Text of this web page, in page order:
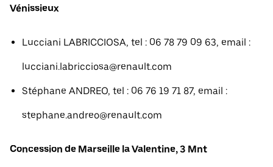
Vénissieux
Lucciani LABRICCIOSA, tel : 06 78 79 09 63, email :
lucciani.labricciosa@renault.com
Stéphane ANDREO, tel : 06 76 19 71 87, email :
stephane.andreo@renault.com
Concession de Marseille la Valentine, 3 Mnt